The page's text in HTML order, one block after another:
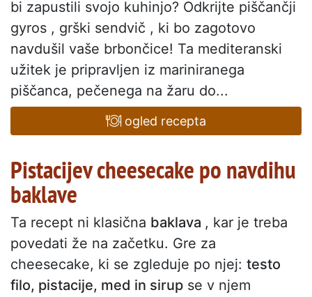
bi zapustili svojo kuhinjo? Odkrijte piščančji
gyros , grški sendvič , ki bo zagotovo
navdušil vaše brbončice! Ta mediteranski
užitek je pripravljen iz mariniranega
piščanca, pečenega na žaru do...
ogled recepta
Pistacijev cheesecake po navdihu
baklave
Ta recept ni klasična baklava , kar je treba
povedati že na začetku. Gre za
cheesecake, ki se zgleduje po njej: testo
filo, pistacije, med in sirup se v njem